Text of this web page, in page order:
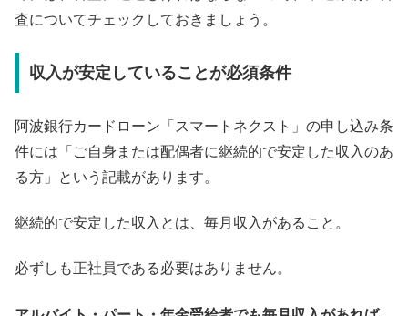
査についてチェックしておきましょう。
収入が安定していることが必須条件
阿波銀行カードローン「スマートネクスト」の申し込み条
件には「ご自身または配偶者に継続的で安定した収入のあ
る方」という記載があります。
継続的で安定した収入とは、毎月収入があること。
必ずしも正社員である必要はありません。